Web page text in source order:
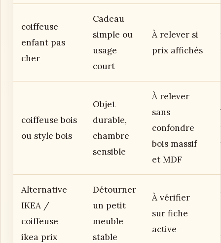
coiffeuse
enfant pas
cher
Cadeau
simple ou
usage
court
À relever si
prix affichés
coiffeuse bois
ou style bois
Objet
durable,
chambre
sensible
À relever
sans
confondre
bois massif
et MDF
Alternative
IKEA /
coiffeuse
ikea prix
Détourner
un petit
meuble
stable
À vérifier
sur fiche
active